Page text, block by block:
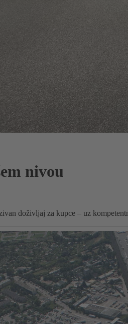
nivou
doživljaj za kupce – uz